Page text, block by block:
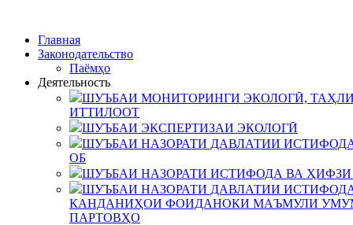
Главная
Законодательство
Паёмҳо
Деятельность
ШУЪБАИ МОНИТОРИНГИ ЭКОЛОГӢ,
ИТТИЛООТ
ШУЪБАИ ЭКСПЕРТИЗАИ ЭКОЛОГӢ
ШУЪБАИ НАЗОРАТИ ДАВЛАТИИ
ОБ
ШУЪБАИ НАЗОРАТИ ИСТИФОДА ВА
ШУЪБАИ НАЗОРАТИ ДАВЛАТИИ
КАНДАНИҲОИ ФОИДАНОКИ МАЪМУЛИ
ПАРТОВҲО